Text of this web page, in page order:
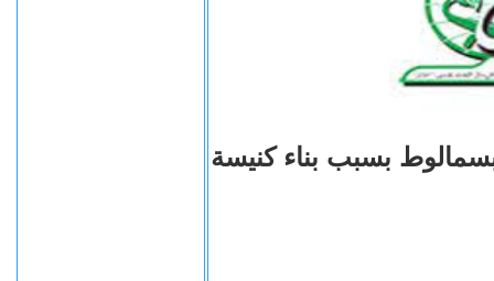
بسبب بناء كنيسة